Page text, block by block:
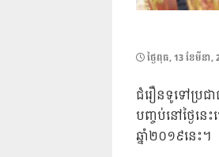
POSTED
ថ្ងៃ​ពុធ, 13 ខែ​មីនា,
ជំរឿនទូទៅប្រជ
បញ្ចប់នៅថ្ងៃនេ
ឆ្នាំ២០១៩នេះ។